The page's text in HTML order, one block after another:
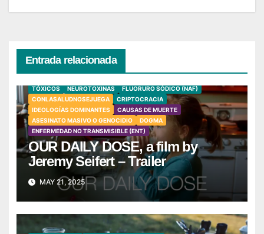
entradas
Entrada relacionada
TÓXICOS NEUROTOXINAS
FLUORURO SÓDICO (NAF)
CONLASALUDNOSEJUEGA
CRIPTOCRACIA
IDEOLOGÍAS DOMINANTES
CAUSAS DE MUERTE
ASESINATO MASIVO O GENOCIDIO
DOGMA
ENFERMEDAD NO TRANSMISIBLE (ENT)
OUR DAILY DOSE, a film by
Jeremy Seifert – Trailer
MAY 21, 2025